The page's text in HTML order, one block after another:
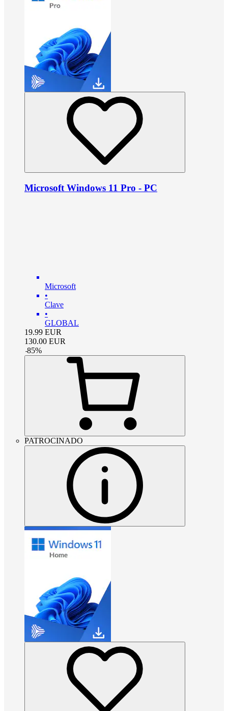
Microsoft Windows 11 Pro - PC
Microsoft
•
Clave
•
GLOBAL
19.99 EUR
130.00 EUR
-85%
PATROCINADO